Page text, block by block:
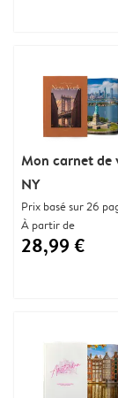
Mon carnet de
NY
Prix basé sur 26
À partir de
28,99 €